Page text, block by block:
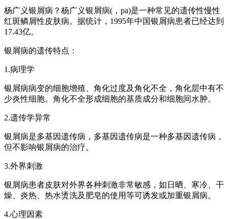
杨广义银屑病？杨广义银屑病(，pa)是一种常见的遗传性慢性
红斑鳞屑性皮肤病。据统计，1995年中国银屑病患者已经达到
17.43亿。
银屑病的遗传特点：
1.病理学
银屑病病变的细胞增殖、角化过度及角化不全，角化层中有不
少炎性细胞。角化不全形成细胞的基质成分和细胞间水肿。
2.遗传学异常
银屑病是多基因遗传病，多基因遗传病是一种多基因遗传病，
但不影响银屑病的治疗。
3.外界刺激
银屑病患者皮肤对外界各种刺激非常敏感，如日晒、寒冷、干
燥、炎热、热水烫洗及肥皂的使用等可诱发或加重银屑病。
4.心理因素